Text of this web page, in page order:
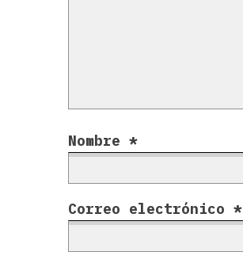
Nombre*
Correo electrónico*